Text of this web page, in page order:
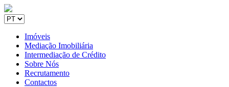
Imóveis
Mediação Imobiliária
Intermediação de Crédito
Sobre Nós
Recrutamento
Contactos